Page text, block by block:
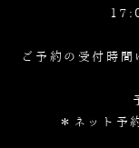
ご予約の受付時
＊ネット予